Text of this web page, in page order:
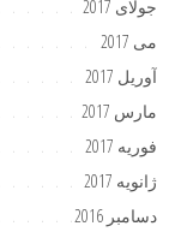
جولای 2017
می 2017
آوریل 2017
مارس 2017
فوریه 2017
ژانویه 2017
دسامبر 2016